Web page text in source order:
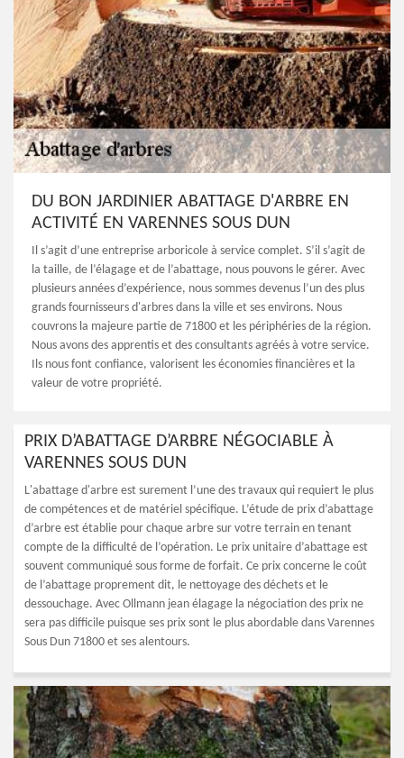
DU BON JARDINIER ABATTAGE D'ARBRE EN
ACTIVITÉ EN VARENNES SOUS DUN
Il s’agit d’une entreprise arboricole à service complet. S’il s’agit de
la taille, de l’élagage et de l’abattage, nous pouvons le gérer. Avec
plusieurs années d’expérience, nous sommes devenus l’un des plus
grands fournisseurs d'arbres dans la ville et ses environs. Nous
couvrons la majeure partie de 71800 et les périphéries de la région.
Nous avons des apprentis et des consultants agréés à votre service.
Ils nous font confiance, valorisent les économies financières et la
valeur de votre propriété.
PRIX D’ABATTAGE D’ARBRE NÉGOCIABLE À
VARENNES SOUS DUN
L'abattage d'arbre est surement l’une des travaux qui requiert le plus
de compétences et de matériel spécifique. L’étude de prix d’abattage
d’arbre est établie pour chaque arbre sur votre terrain en tenant
compte de la difficulté de l’opération. Le prix unitaire d’abattage est
souvent communiqué sous forme de forfait. Ce prix concerne le coût
de l’abattage proprement dit, le nettoyage des déchets et le
dessouchage. Avec Ollmann jean élagage la négociation des prix ne
sera pas difficile puisque ses prix sont le plus abordable dans Varennes
Sous Dun 71800 et ses alentours.